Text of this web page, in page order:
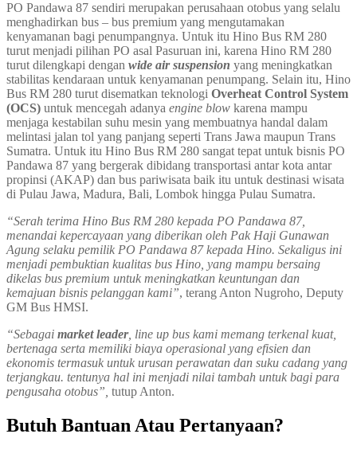
PO Pandawa 87 sendiri merupakan perusahaan otobus yang selalu
menghadirkan bus – bus premium yang mengutamakan
kenyamanan bagi penumpangnya. Untuk itu Hino Bus RM 280
turut menjadi pilihan PO asal Pasuruan ini, karena Hino RM 280
turut dilengkapi dengan wide air suspension yang meningkatkan
stabilitas kendaraan untuk kenyamanan penumpang. Selain itu, Hino
Bus RM 280 turut disematkan teknologi Overheat Control System
(OCS) untuk mencegah adanya engine blow karena mampu
menjaga kestabilan suhu mesin yang membuatnya handal dalam
melintasi jalan tol yang panjang seperti Trans Jawa maupun Trans
Sumatra. Untuk itu Hino Bus RM 280 sangat tepat untuk bisnis PO
Pandawa 87 yang bergerak dibidang transportasi antar kota antar
propinsi (AKAP) dan bus pariwisata baik itu untuk destinasi wisata
di Pulau Jawa, Madura, Bali, Lombok hingga Pulau Sumatra.
“Serah terima Hino Bus RM 280 kepada PO Pandawa 87,
menandai kepercayaan yang diberikan oleh Pak Haji Gunawan
Agung selaku pemilik PO Pandawa 87 kepada Hino. Sekaligus ini
menjadi pembuktian kualitas bus Hino, yang mampu bersaing
dikelas bus premium untuk meningkatkan keuntungan dan
kemajuan bisnis pelanggan kami”, terang Anton Nugroho, Deputy
GM Bus HMSI.
“Sebagai market leader, line up bus kami memang terkenal kuat,
bertenaga serta memiliki biaya operasional yang efisien dan
ekonomis termasuk untuk urusan perawatan dan suku cadang yang
terjangkau. tentunya hal ini menjadi nilai tambah untuk bagi para
pengusaha otobus”, tutup Anton.
Butuh Bantuan Atau Pertanyaan?